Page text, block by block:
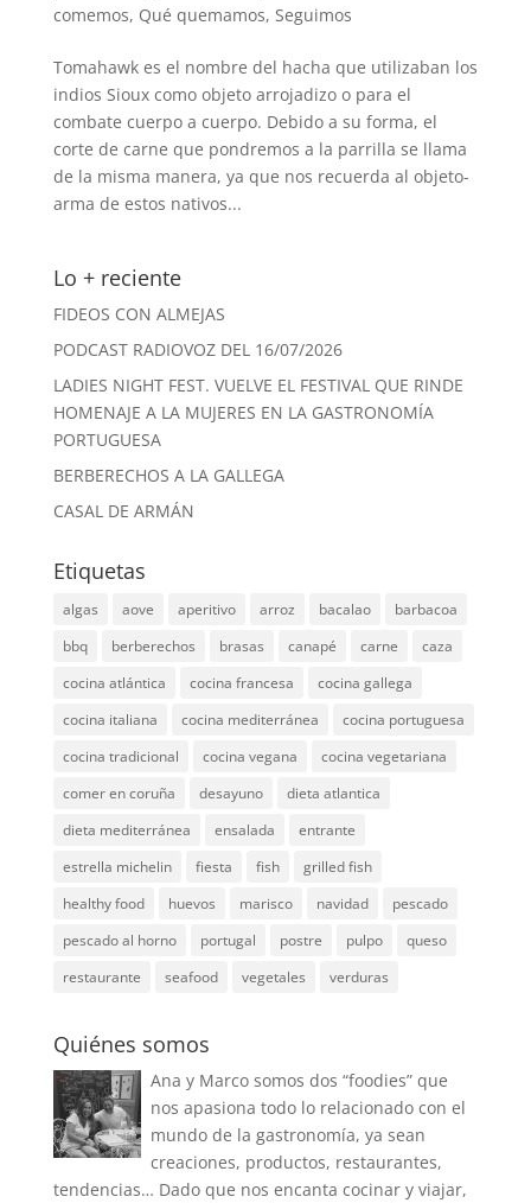
comemos, Qué quemamos, Seguimos
Tomahawk es el nombre del hacha que utilizaban los
indios Sioux como objeto arrojadizo o para el
combate cuerpo a cuerpo. Debido a su forma, el
corte de carne que pondremos a la parrilla se llama
de la misma manera, ya que nos recuerda al objeto-
arma de estos nativos...
Lo + reciente
FIDEOS CON ALMEJAS
PODCAST RADIOVOZ DEL 16/07/2026
LADIES NIGHT FEST. VUELVE EL FESTIVAL QUE RINDE
HOMENAJE A LA MUJERES EN LA GASTRONOMÍA
PORTUGUESA
BERBERECHOS A LA GALLEGA
CASAL DE ARMÁN
Etiquetas
algas aove aperitivo arroz bacalao
barbacoa
bbq
berberechos brasas canapé carne
caza
cocina atlántica
cocina francesa
cocina gallega
cocina italiana
cocina mediterránea
cocina portuguesa
cocina tradicional
cocina vegana
cocina vegetariana
comer en coruña
desayuno
dieta atlantica
dieta mediterránea
ensalada
entrante
estrella michelin
fiesta fish
grilled fish
healthy food
huevos marisco navidad
pescado
pescado al horno
portugal postre pulpo
queso
restaurante
seafood vegetales verduras
Quiénes somos
Ana y Marco somos dos “foodies” que
nos apasiona todo lo relacionado con el
mundo de la gastronomía, ya sean
creaciones, productos, restaurantes,
tendencias… Dado que nos encanta cocinar y viajar,